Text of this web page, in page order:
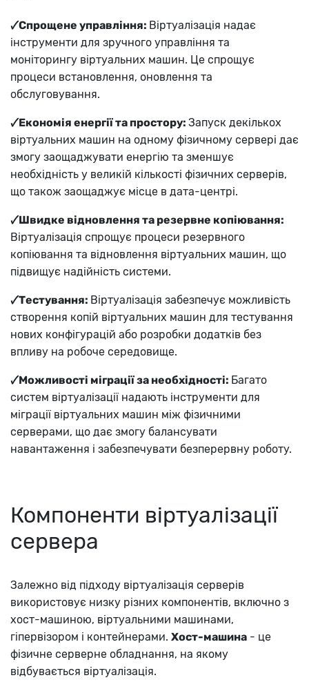
🗸Спрощене управління: Віртуалізація надає
інструменти для зручного управління та
моніторингу віртуальних машин. Це спрощує
процеси встановлення, оновлення та
обслуговування.
🗸Економія енергії та простору: Запуск декількох
віртуальних машин на одному фізичному сервері дає
змогу заощаджувати енергію та зменшує
необхідність у великій кількості фізичних серверів,
що також заощаджує місце в дата-центрі.
🗸Швидке відновлення та резервне копіювання:
Віртуалізація спрощує процеси резервного
копіювання та відновлення віртуальних машин, що
підвищує надійність системи.
🗸Тестування: Віртуалізація забезпечує можливість
створення копій віртуальних машин для тестування
нових конфігурацій або розробки додатків без
впливу на робоче середовище.
🗸Можливості міграції за необхідності: Багато
систем віртуалізації надають інструменти для
міграції віртуальних машин між фізичними
серверами, що дає змогу балансувати
навантаження і забезпечувати безперервну роботу.
Компоненти віртуалізації
сервера
Залежно від підходу віртуалізація серверів
використовує низку різних компонентів, включно з
хост-машиною, віртуальними машинами,
гіпервізором і контейнерами. Хост-машина - це
фізичне серверне обладнання, на якому
відбувається віртуалізація.